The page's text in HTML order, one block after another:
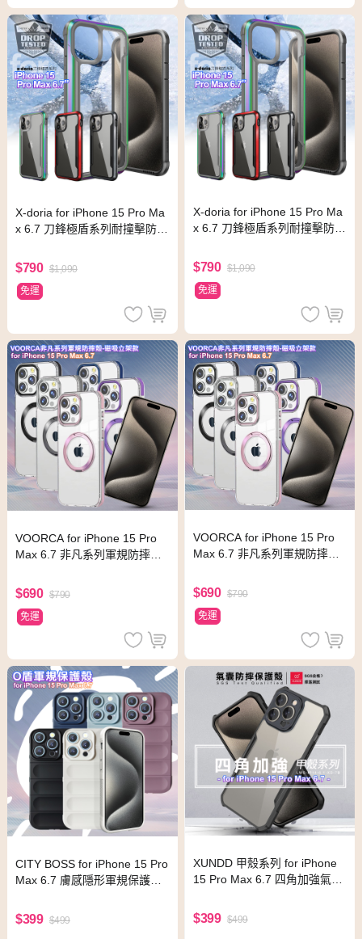
X-doria for iPhone 15 Pro Ma
x 6.7 刀鋒極盾系列耐撞擊防摔
$790 $1,090
免運
X-doria for iPhone 15 Pro Ma
x 6.7 刀鋒極盾系列耐撞擊防摔
$790 $1,090
免運
VOORCA for iPhone 15 Pro
Max 6.7 非凡系列軍規防摔殼-
$690 $790
免運
VOORCA for iPhone 15 Pro
Max 6.7 非凡系列軍規防摔殼-
$690 $790
免運
CITY BOSS for iPhone 15 Pro
Max 6.7 膚感隱形軍規保護殼 -
$399 $499
XUNDD 甲殼系列 for iPhone
15 Pro Max 6.7 四角加強氣囊
$399 $499